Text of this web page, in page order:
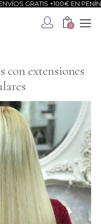
+100€ EN PENÍNSULA
0
con extensiones